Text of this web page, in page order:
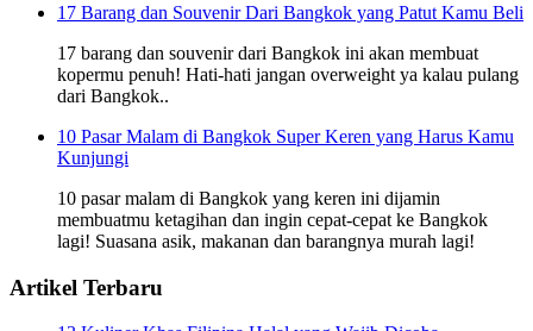
17 Barang dan Souvenir Dari Bangkok yang Patut Kamu Beli
17 barang dan souvenir dari Bangkok ini akan membuat
kopermu penuh! Hati-hati jangan overweight ya kalau pulang
dari Bangkok..
10 Pasar Malam di Bangkok Super Keren yang Harus Kamu
Kunjungi
10 pasar malam di Bangkok yang keren ini dijamin
membuatmu ketagihan dan ingin cepat-cepat ke Bangkok
lagi! Suasana asik, makanan dan barangnya murah lagi!
Artikel Terbaru